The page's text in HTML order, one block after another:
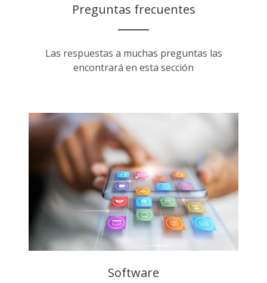
Preguntas frecuentes
Las respuestas a muchas preguntas las
encontrará en esta sección
Software